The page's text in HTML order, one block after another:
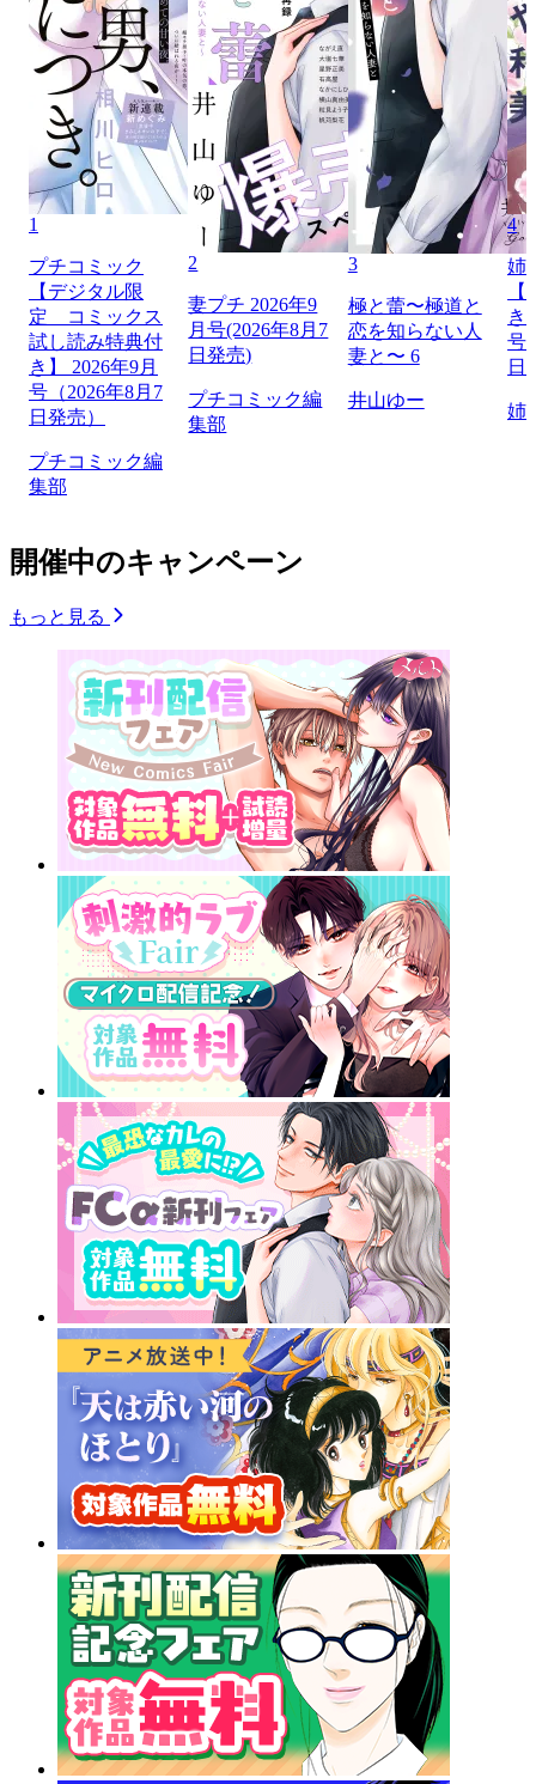
1
プチコミック
【デジタル限
定 コミックス
試し読み特典付
き】 2026年9月
号（2026年8月7
日発売）
プチコミック編
集部
2
妻プチ 2026年9
月号(2026年8月7
日発売)
プチコミック編
集部
3
極と蕾〜極道と
恋を知らない人
妻と〜 6
井山ゆー
4
姉
き
号
日
姉
開催中のキャンペーン
もっと見る